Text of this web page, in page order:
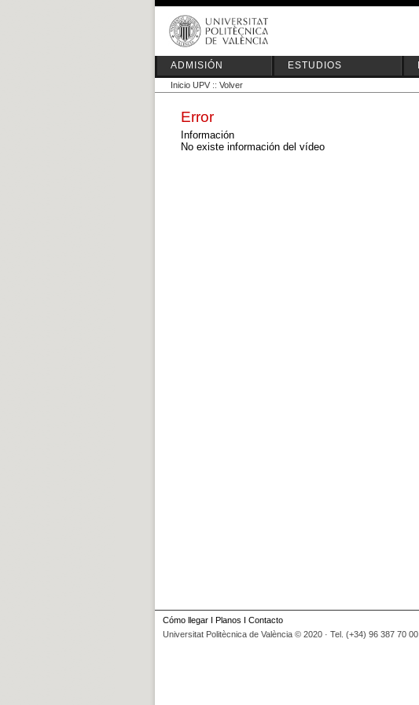
ADMISIÓN ESTUDIOS
Inicio UPV :: Volver
Error
Información
No existe información del vídeo
Cómo llegar I Planos I Contacto
Universitat Politècnica de València © 2020 · Tel. (+34) 96 387 70 00